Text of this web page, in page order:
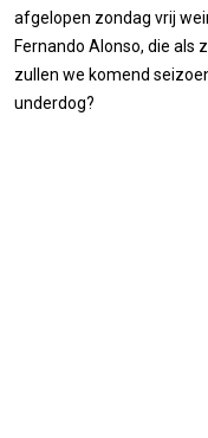
afgelopen zondag vrij
Fernando Alonso, die als
zullen we komend
underdog?